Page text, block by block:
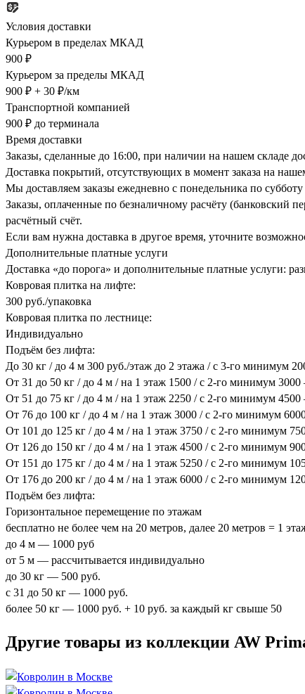
Условия доставки
Курьером в пределах МКАД
900 ₽
Курьером за пределы МКАД
900 ₽ + 30 ₽/км
Транспортной компанией
900 ₽ до терминала
Время доставки
Заказы, сделанные до 16:00, при наличии на нашем складе
Доставка покрытий, отсутствующих в момент заказа на
Мы доставляем заказы ежедневно с понедельника по
Заказы, оплаченные по безналичному расчёту (банковский
расчётный счёт.
Если вам нужна доставка в другое время, уточните
Дополнительные платные услуги
Доставка «до порога» и дополнительные платные услуги:
Ковровая плитка на лифте:
300 руб./упаковка
Ковровая плитка по лестнице:
Индивидуально
Подъём без лифта:
До 30 кг / до 4 м 300 руб./этаж до 2 этажа / с 3-го минимум
От 31 до 50 кг / до 4 м / на 1 этаж 1500 / с 2-го минимум
От 51 до 75 кг / до 4 м / на 1 этаж 2250 / с 2-го минимум
От 76 до 100 кг / до 4 м / на 1 этаж 3000 / с 2-го минимум
От 101 до 125 кг / до 4 м / на 1 этаж 3750 / с 2-го минимум
От 126 до 150 кг / до 4 м / на 1 этаж 4500 / с 2-го минимум
От 151 до 175 кг / до 4 м / на 1 этаж 5250 / с 2-го минимум
От 176 до 200 кг / до 4 м / на 1 этаж 6000 / с 2-го минимум
Подъём без лифта:
Горизонтальное перемещение по этажам
бесплатно не более чем на 20 метров, далее 20 метров = 1
до 4 м — 1000 руб
от 5 м — рассчитывается индивидуально
до 30 кг — 500 руб.
с 31 до 50 кг — 1000 руб.
более 50 кг — 1000 руб. + 10 руб. за каждый кг свыше 50
Другие товары из коллекции AW